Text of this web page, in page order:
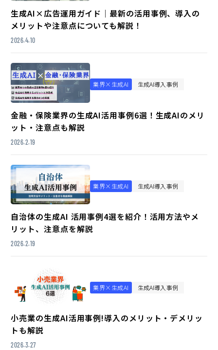
生成AI×広告運用ガイド｜最新の活用事例、導入の
メリットや注意点についても解説！
2026.4.10
業界×生成AI 生成AI導入事例
金融・保険業界の生成AI活用事例6選！生成AIのメリ
ット・注意点も解説
2026.2.19
業界×生成AI 生成AI導入事例
自治体の生成AI 活用事例4選を紹介！活用方法やメ
リット、注意点を解説
2026.2.19
業界×生成AI 生成AI導入事例
小売業の生成AI活用事例!導入のメリット・デメリッ
トも解説
2026.3.27